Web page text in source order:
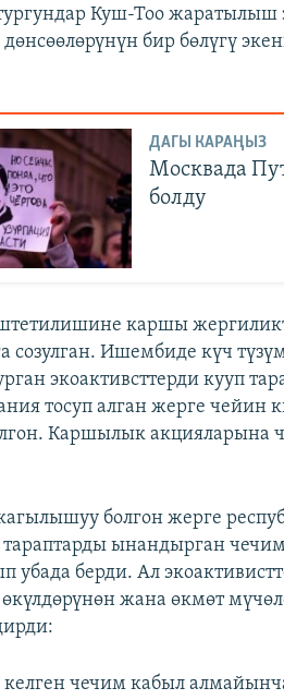
Куш-Тоо жаратылыш
бир бөлүгү
ДАГЫ КАРАҢЫЗ
Москвада
болду
каршы
созулган. Ишембиде күч
экоактивсттерди кууп
тосуп алган жерге чейин
Каршылык акцияларына
болгон жерге
ынандырган
убада берди. Ал
жана өкмөт
чечим кабыл